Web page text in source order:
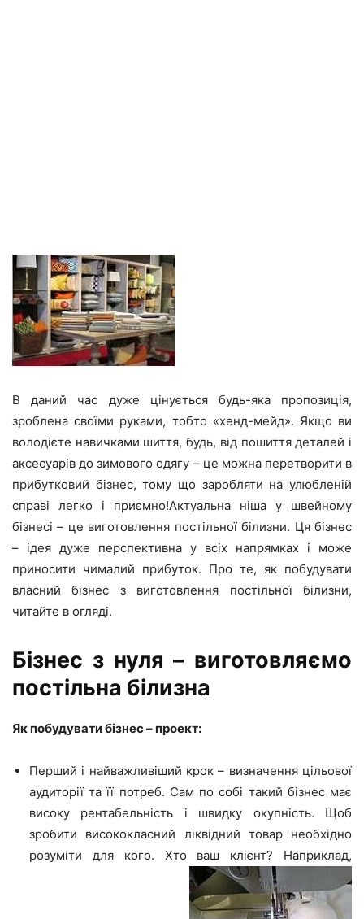
В даний час дуже цінується будь-яка пропозиція,
зроблена своїми руками, тобто «хенд-мейд». Якщо ви
володієте навичками шиття, будь, від пошиття деталей і
аксесуарів до зимового одягу – це можна перетворити в
прибутковий бізнес, тому що заробляти на улюбленій
справі легко і приємно!Актуальна ніша у швейному
бізнесі – це виготовлення постільної білизни. Ця бізнес
– ідея дуже перспективна у всіх напрямках і може
приносити чималий прибуток. Про те, як побудувати
власний бізнес з виготовлення постільної білизни,
читайте в огляді.
Бізнес з нуля – виготовляємо
постільна білизна
Як побудувати бізнес – проект:
Перший і найважливіший крок – визначення цільової
аудиторії та її потреб. Сам по собі такий бізнес має
високу рентабельність і швидку окупність. Щоб
зробити висококласний ліквідний товар необхідно
розуміти для кого. Хто ваш клієнт? Наприклад,